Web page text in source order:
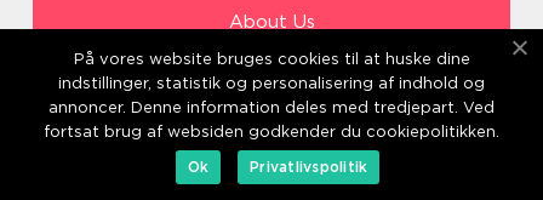
About Us
Cookies
Contact
Sitemap
På vores website bruges cookies til at huske dine
indstillinger, statistik og personalisering af indhold og
annoncer. Denne information deles med tredjepart. Ved
fortsat brug af websiden godkender du cookiepolitikken.
Ok
Privatlivspolitik